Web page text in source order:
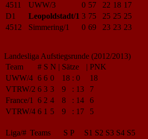
4511
UWW/3 0 57 22 18 17
D1
Leopoldstadt/1 3 75 25 25 25
4512
Simmering/1 0 69 23 23 23
Landesliga Aufstiegsrunde (2012/2013)
Team
# S N | Sätze | PNK
UWW/4 6 6 0 18 : 0
18
VTRW/2 6 3 3 9 : 13
7
France/1
6 2 4 8 : 14
6
VTRW/4 6 1 5 9 : 17 5
Liga/# Teams S P S1 S2 S3 S4 S5